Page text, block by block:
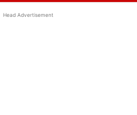
Head Advertisement